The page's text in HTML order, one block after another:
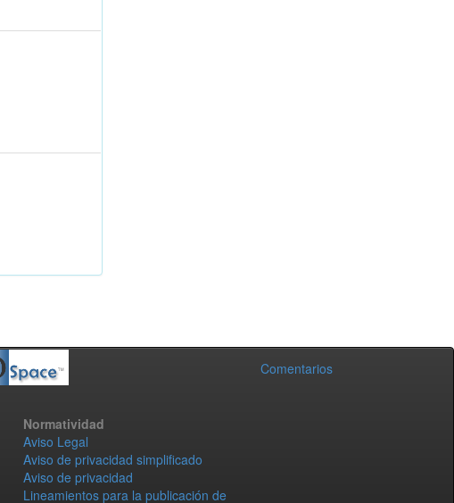
Comentarios
Normatividad
Aviso Legal
Aviso de privacidad simplificado
Aviso de privacidad
Lineamientos para la publicación de